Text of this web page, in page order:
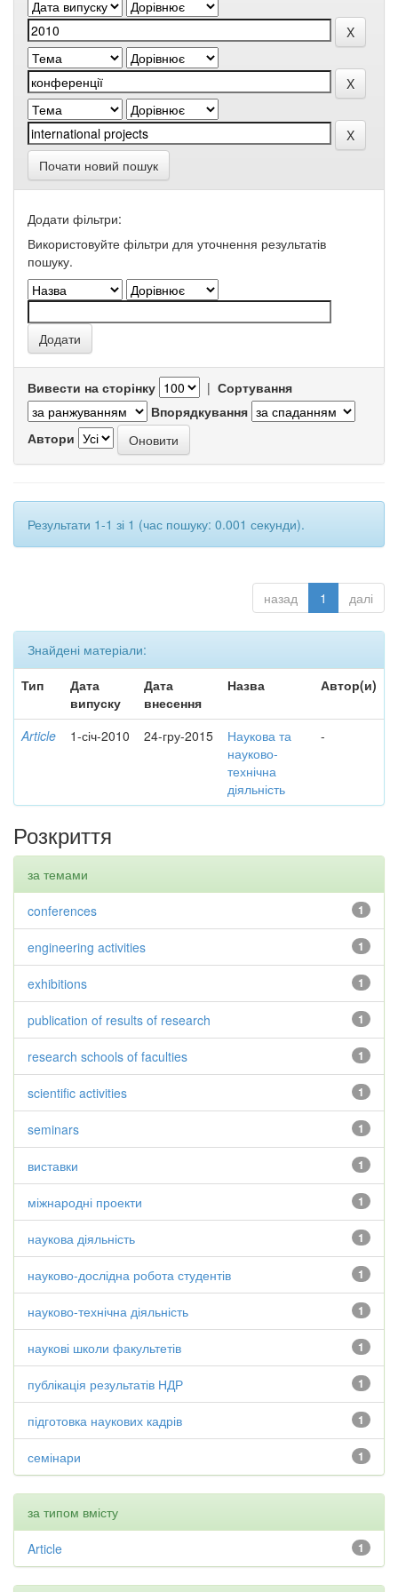
Почати новий пошук
Додати фільтри:
Використовуйте фільтри для уточнення результатів
пошуку.
Вивести на сторінку | Сортування
Впорядкування
Автори
Результати 1-1 зі 1 (час пошуку: 0.001 секунди).
назад 1 далі
Знайдені матеріали:
Тип
Дата
випуску
Дата
внесення
Назва Автор(и)
Article 1-січ-2010 24-гру-2015
Наукова та
науково-
технічна
діяльність
-
Розкриття
за темами
1
conferences
1
engineering activities
1
exhibitions
1
publication of results of research
1
research schools of faculties
1
scientific activities
1
seminars
1
виставки
1
міжнародні проекти
1
наукова діяльність
1
науково-дослідна робота студентів
1
науково-технічна діяльність
1
наукові школи факультетів
1
публікація результатів НДР
1
підготовка наукових кадрів
1
семінари
за типом вмісту
1
Article